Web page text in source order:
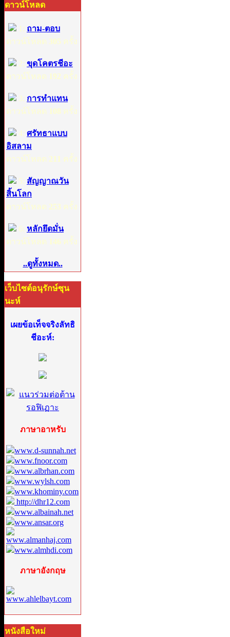
ดาวน์โหลด
1: ถาม-ตอบ
ดาวน์โหลด 305 ครั้ง
2: ขุดโคตรชีอะ
ดาวน์โหลด 192 ครั้ง
3: การทำแทน
ดาวน์โหลด 108 ครั้ง
4: ศรัทธาแบบ
อิสลาม
ดาวน์โหลด 211 ครั้ง
5: สัญญาณวัน
สิ้นโลก
ดาวน์โหลด 253 ครั้ง
6: หลักยึดมั่น
ดาวน์โหลด 146 ครั้ง
..ดูทั้งหมด..
เว็บไซต์อนุรักษ์ซุน
นะห์
เผยข้อเท็จจริงลัทธิ
ชีอะห์:
ภาษาอาหรับ
www.d-sunnah.net
www.fnoor.com
www.albrhan.com
www.wylsh.com
www.khominy.com
http://dhr12.com
www.albainah.net
www.ansar.org
www.almanhaj.com
www.almhdi.com
ภาษาอังกฤษ
www.ahlelbayt.com
หนังสือใหม่